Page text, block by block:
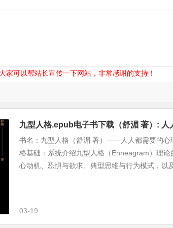
家可以帮站长宣传一下网站，非常感谢的支持！
九型人格.epub电子书下载（舒湄 著）: 人
书名：九型人格（舒湄 著）——人人都需要的心
格基础：系统介绍九型人格（Enneagram）理
心动机、恐惧与欲求、典型思维与行为模式，以
03-19